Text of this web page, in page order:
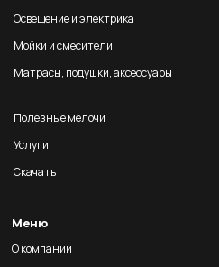
Освещение и электрика
Мойки и смесители
Матрасы, подушки, аксессуары
Полезные мелочи
Услуги
Скачать
Меню
О компании